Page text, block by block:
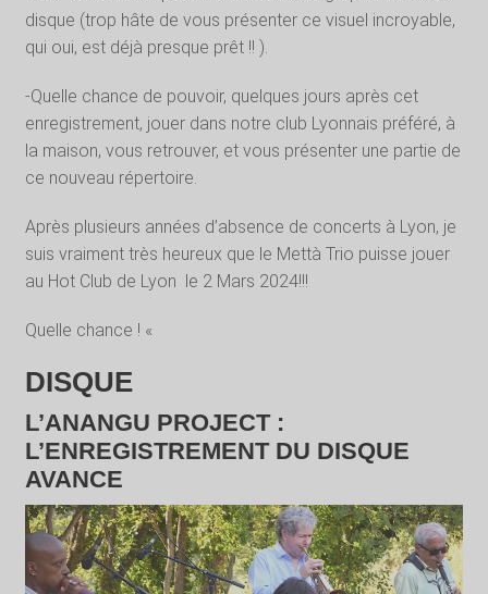
disque (trop hâte de vous présenter ce visuel incroyable,
qui oui, est déjà presque prêt !! ).
-Quelle chance de pouvoir, quelques jours après cet
enregistrement, jouer dans notre club Lyonnais préféré, à
la maison, vous retrouver, et vous présenter une partie de
ce nouveau répertoire.
Après plusieurs années d’absence de concerts à Lyon, je
suis vraiment très heureux que le Mettà Trio puisse jouer
au Hot Club de Lyon le 2 Mars 2024!!!
Quelle chance ! «
DISQUE
L’ANANGU PROJECT :
L’ENREGISTREMENT DU DISQUE
AVANCE